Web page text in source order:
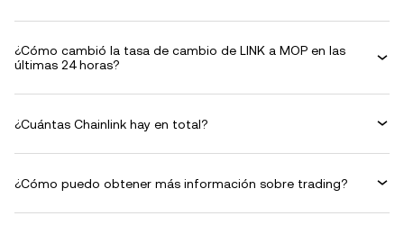
¿Cómo cambió la tasa de cambio de LINK a MOP en las
últimas 24 horas?
¿Cuántas Chainlink hay en total?
¿Cómo puedo obtener más información sobre trading?